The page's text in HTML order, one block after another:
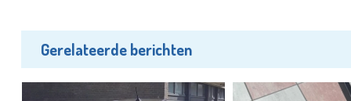
Gerelateerde berichten